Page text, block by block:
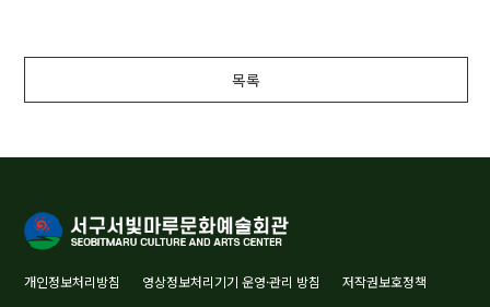
목록
개인정보처리방침 영상정보처리기기 운영·관리 방침 저작권보호정책